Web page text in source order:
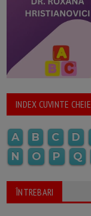
INDEX CUVINTE CHEIE
A B C D
N
O P Q
ÎNTREBARI